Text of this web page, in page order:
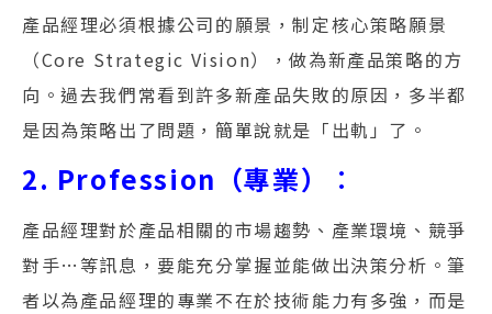
產品經理必須根據公司的願景，制定核心策略願景
（Core Strategic Vision），做為新產品策略的方
向。過去我們常看到許多新產品失敗的原因，多半都
是因為策略出了問題，簡單說就是「出軌」了。
2. Profession（專業） ：
產品經理對於產品相關的市場趨勢、產業環境、競爭
對手…等訊息，要能充分掌握並能做出決策分析。筆
者以為產品經理的專業不在於技術能力有多強，而是